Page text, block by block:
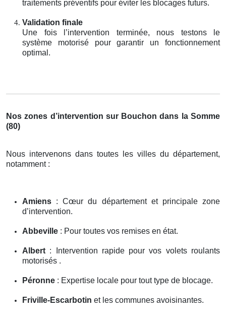
traitements préventifs pour éviter les blocages futurs.
Validation finale
Une fois l’intervention terminée, nous testons le
système motorisé pour garantir un fonctionnement
optimal.
Nos zones d’intervention sur Bouchon dans la Somme
(80)
Nous intervenons dans toutes les villes du département,
notamment :
Amiens : Cœur du département et principale zone
d’intervention.
Abbeville : Pour toutes vos remises en état.
Albert : Intervention rapide pour vos volets roulants
motorisés .
Péronne : Expertise locale pour tout type de blocage.
Friville-Escarbotin et les communes avoisinantes.